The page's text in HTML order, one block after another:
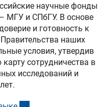
научные фонды
МГУ и СПбГУ. В основе
и готовность к
наших
условия, утвердив
сотрудничества в
исследований и